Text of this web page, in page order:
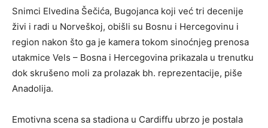
Snimci Elvedina Šečića, Bugojanca koji već tri decenije
živi i radi u Norveškoj, obišli su Bosnu i Hercegovinu i
region nakon što ga je kamera tokom sinoćnjeg prenosa
utakmice Vels – Bosna i Hercegovina prikazala u trenutku
dok skrušeno moli za prolazak bh. reprezentacije, piše
Anadolija.
Emotivna scena sa stadiona u Cardiffu ubrzo je postala